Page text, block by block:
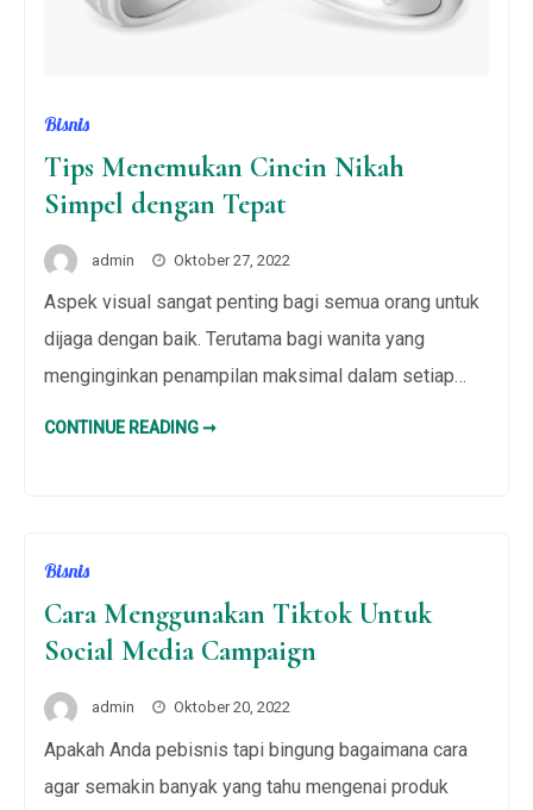
Bisnis
Tips Menemukan Cincin Nikah
Simpel dengan Tepat
admin Oktober 27, 2022
Aspek visual sangat penting bagi semua orang untuk
dijaga dengan baik. Terutama bagi wanita yang
menginginkan penampilan maksimal dalam setiap…
CONTINUE READING ➞TIPS
Bisnis
Cara Menggunakan Tiktok Untuk
Social Media Campaign
admin Oktober 20, 2022
Apakah Anda pebisnis tapi bingung bagaimana cara
agar semakin banyak yang tahu mengenai produk